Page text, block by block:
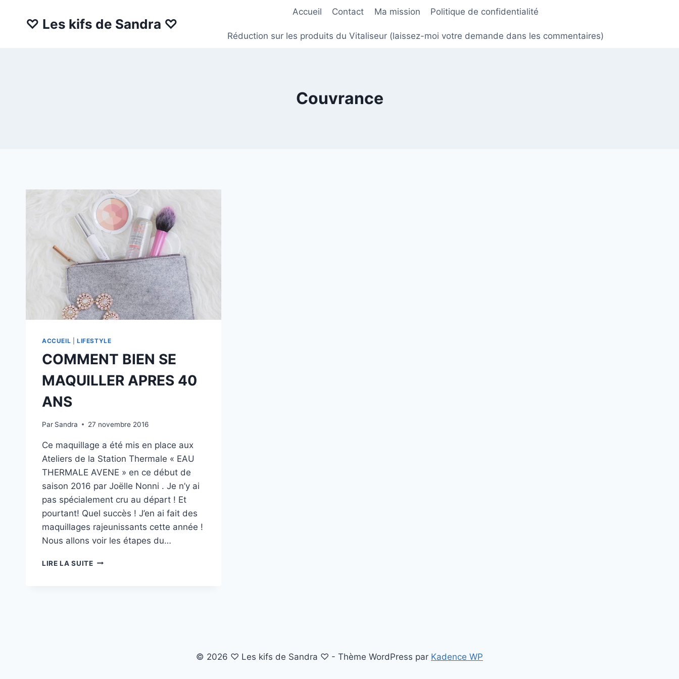
♡ Les kifs de Sandra ♡
Accueil Contact Ma mission Politique de confidentialité
Réduction sur les produits du Vitaliseur (laissez-moi votre demande dans les commentaires)
Couvrance
ACCUEIL LIFESTYLE
COMMENT BIEN SE
MAQUILLER APRES 40
ANS
Par Sandra 27 novembre 2016
Ce maquillage a été mis en place aux
Ateliers de la Station Thermale « EAU
THERMALE AVENE » en ce début de
saison 2016 par Joëlle Nonni . Je n’y ai
pas spécialement cru au départ ! Et
pourtant! Quel succès ! J’en ai fait des
maquillages rajeunissants cette année !
Nous allons voir les étapes du…
LIRE LA SUITECOMMENT
© 2026 ♡ Les kifs de Sandra ♡ - Thème WordPress par Kadence WP